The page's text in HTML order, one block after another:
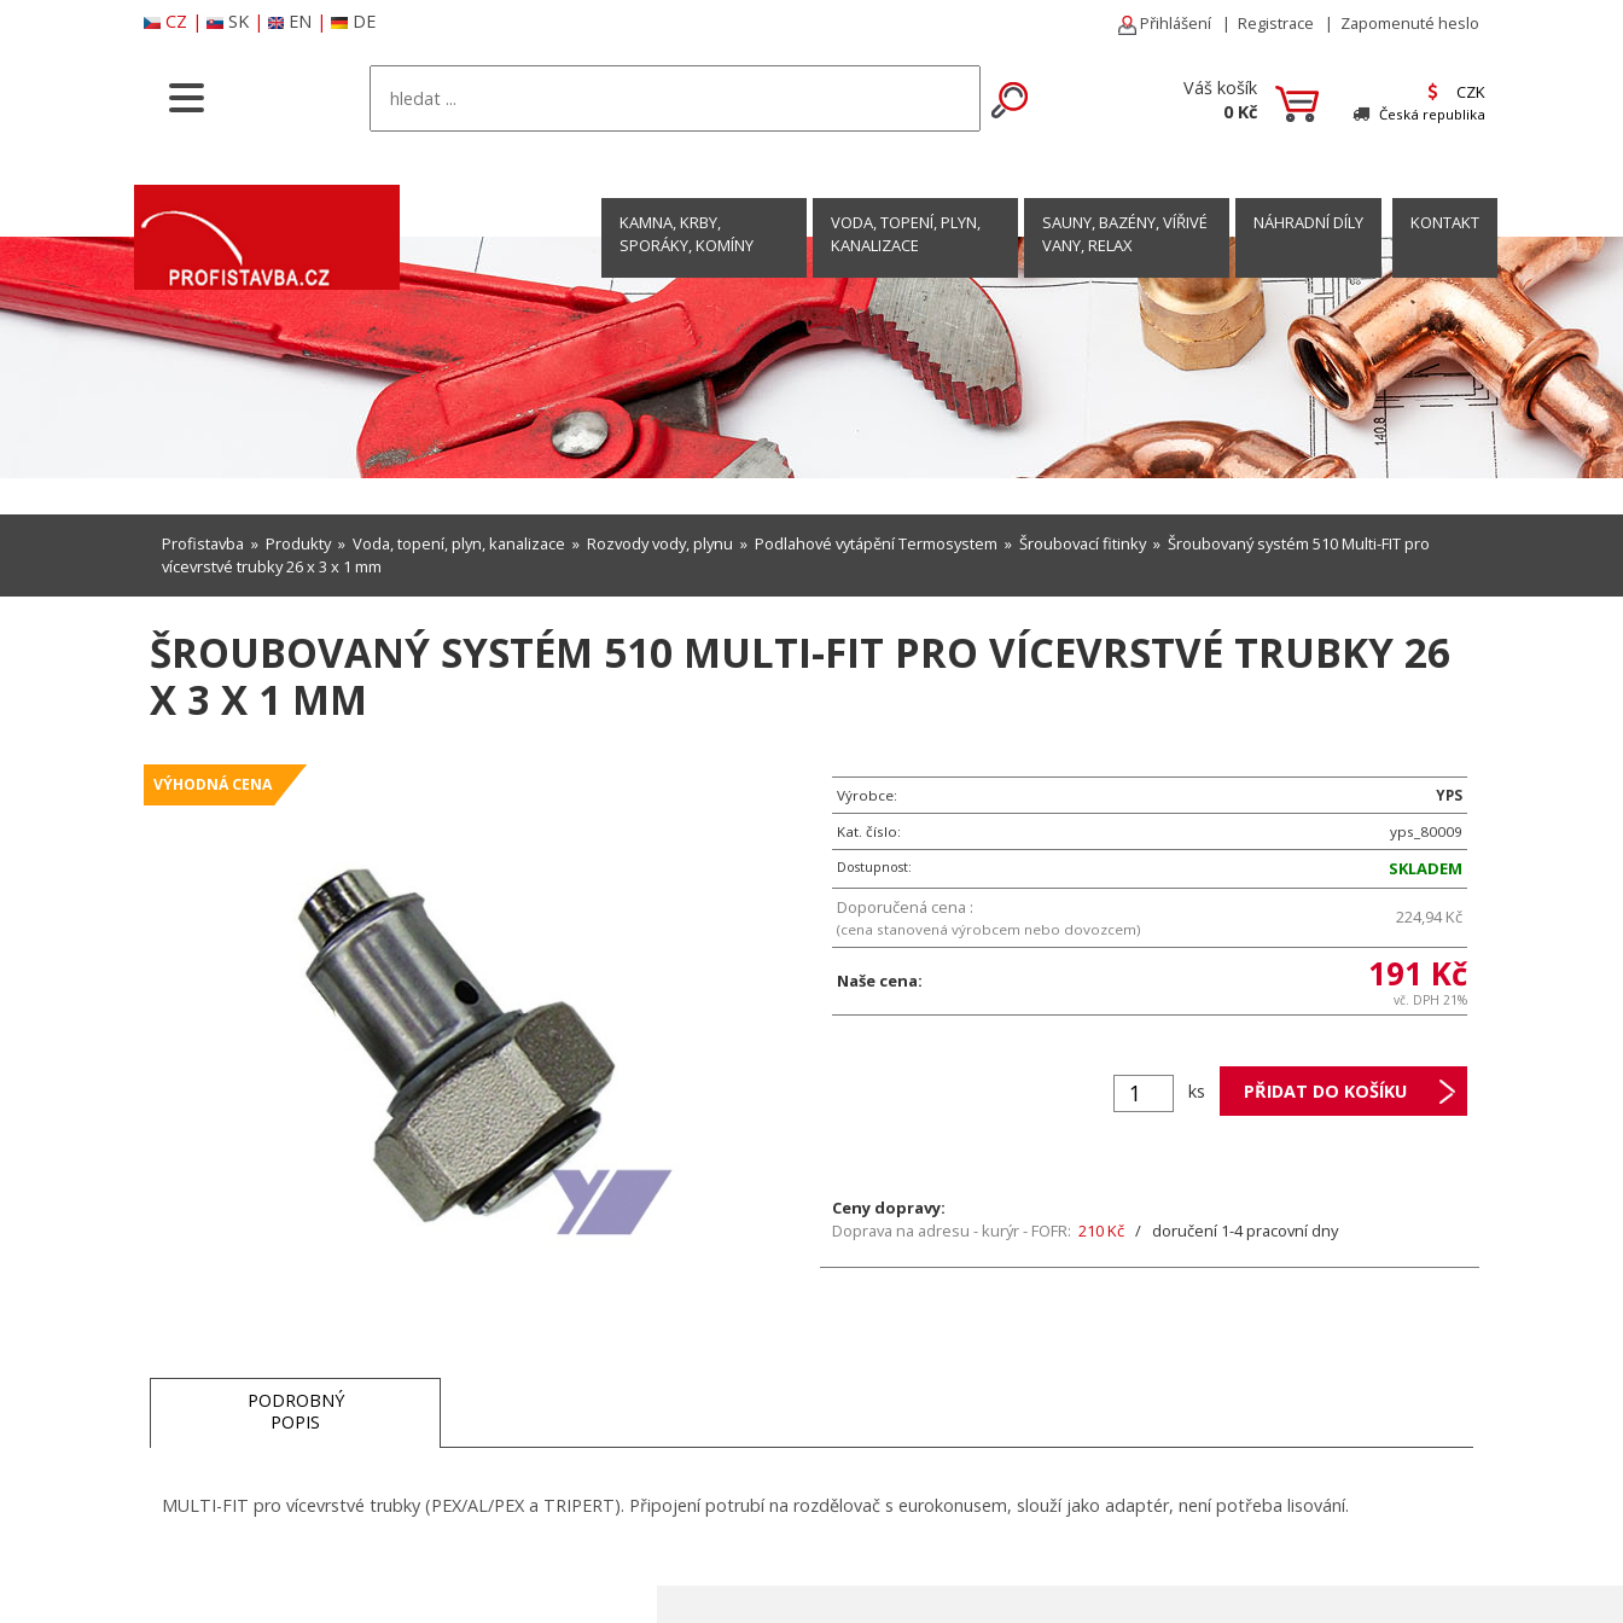
CZ | SK| EN | DE Přihlášení | Registrace | Zapomenuté heslo
Váš košík
0 Kč
CZK
Česká republika
KAMNA, KRBY,
SPORÁKY, KOMÍNY
VODA, TOPENÍ, PLYN,
KANALIZACE
SAUNY, BAZÉNY, VÍŘIVÉ
VANY, RELAX
NÁHRADNÍ DÍLY KONTAKT
Profistavba » Produkty» Voda, topení, plyn, kanalizace » Rozvody vody, plynu » Podlahové vytápění Termosystem » Šroubovací fitinky» Šroubovaný systém 510 Multi-FIT pro
vícevrstvé trubky 26 x 3 x 1 mm
ŠROUBOVANÝ SYSTÉM 510 MULTI-FIT PRO VÍCEVRSTVÉ TRUBKY 26
X 3 X 1 MM
VÝHODNÁ CENA
Výrobce:
YPS
Kat. číslo:
yps_80009
Dostupnost:
SKLADEM
Doporučená cena :
(cena stanovená výrobcem nebo dovozcem)
224,94 Kč
Naše cena: 191 Kč
vč. DPH 21%
ks
Ceny dopravy:
Doprava na adresu - kurýr - FOFR: 210 Kč / doručení 1-4 pracovní dny
PODROBNÝ
POPIS
MULTI-FIT pro vícevrstvé trubky (PEX/AL/PEX a TRIPERT). Připojení potrubí na rozdělovač s eurokonusem, slouží jako adaptér, není potřeba lisování.